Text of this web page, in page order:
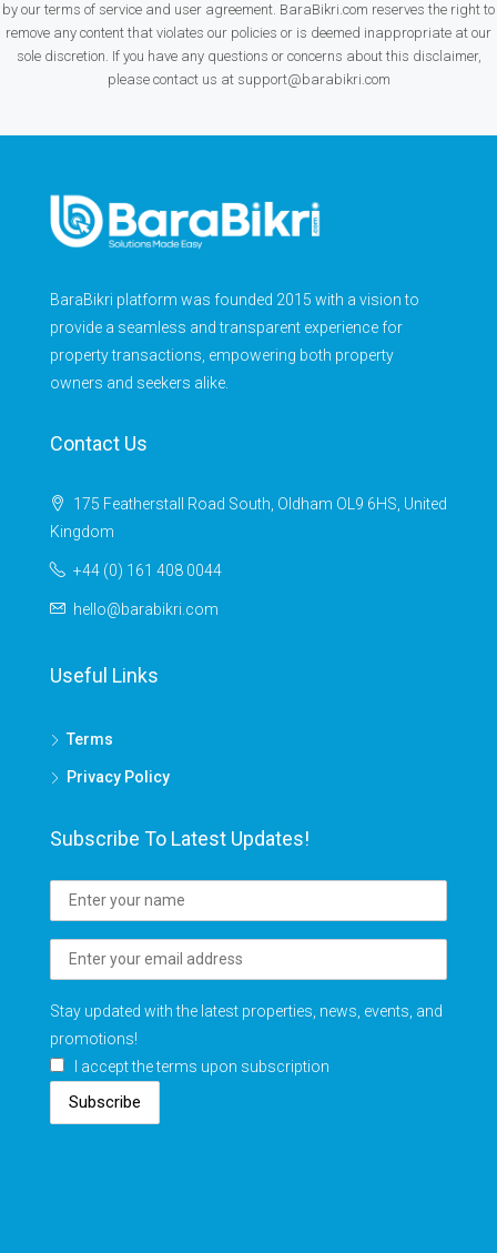
by our terms of service and user agreement. BaraBikri.com reserves the right to
remove any content that violates our policies or is deemed inappropriate at our
sole discretion. If you have any questions or concerns about this disclaimer,
please contact us at support@barabikri.com
BaraBikri platform was founded 2015 with a vision to
provide a seamless and transparent experience for
property transactions, empowering both property
owners and seekers alike.
Contact Us
175 Featherstall Road South, Oldham OL9 6HS, United
Kingdom
+44 (0) 161 408 0044
hello@barabikri.com
Useful Links
Terms
Privacy Policy
Subscribe To Latest Updates!
Stay updated with the latest properties, news, events, and
promotions!
I accept the terms upon subscription
Subscribe